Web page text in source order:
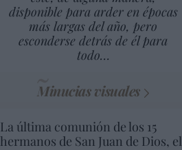
disponible para arder en épocas
más largas del año, pero
esconderse detrás de él para
todo…
Minucias visuales
La última comunión de los 15
hermanos de San Juan de Dios, el